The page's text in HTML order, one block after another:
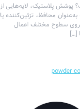
پلاستیک، لایه‌هایی از
محافظ، تزئین‌کننده یا
روی سطوح مختلف اعمال
[…]